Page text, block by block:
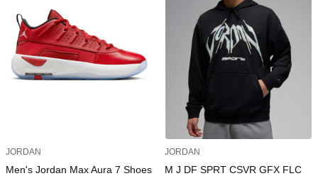
JORDAN
Men's Jordan Max Aura 7 Shoes
JORDAN
M J DF SPRT CSVR GFX FLC